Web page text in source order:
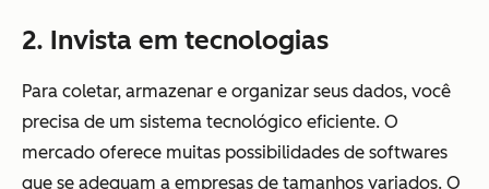
2. Invista em tecnologias
Para coletar, armazenar e organizar seus dados, você
precisa de um sistema tecnológico eficiente. O
mercado oferece muitas possibilidades de softwares
que se adequam a empresas de tamanhos variados. O